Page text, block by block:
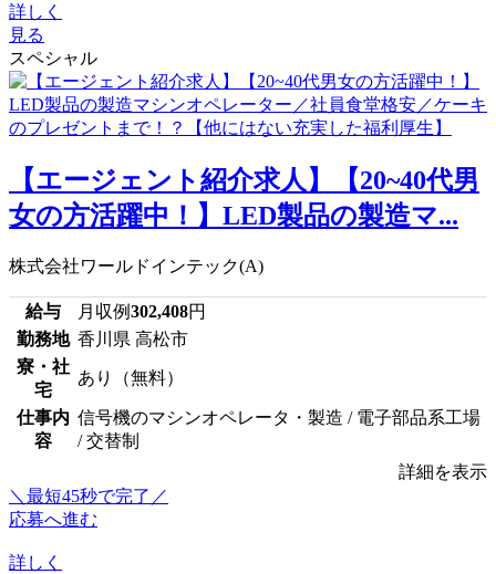
詳しく
見る
スペシャル
【エージェント紹介求人】【20~40代男
女の方活躍中！】LED製品の製造マ...
株式会社ワールドインテック(A)
給与 月収例302,408円
勤務地 香川県 高松市
寮・社
宅
あり（無料）
仕事内
容
信号機のマシンオペレータ・製造 / 電子部品系工場
/ 交替制
詳細を表示
＼最短45秒で完了／
応募へ進む
詳しく